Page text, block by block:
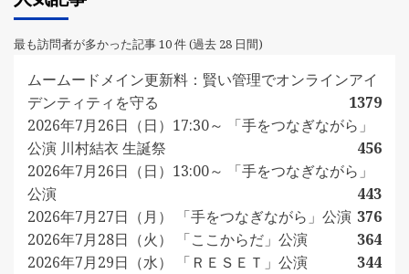
最も訪問者が多かった記事 10 件 (過去 28 日間)
ムームードメイン更新料：賢い管理でオンラインアイ
デンティティを守る
1379
2026年7月26日（日）17:30～ 「手をつなぎながら」
公演 川村結衣 生誕祭
456
2026年7月26日（日）13:00～ 「手をつなぎながら」
公演
443
2026年7月27日（月） 「手をつなぎながら」公演 376
2026年7月28日（火） 「ここからだ」公演
364
2026年7月29日（水） 「ＲＥＳＥＴ」公演
344